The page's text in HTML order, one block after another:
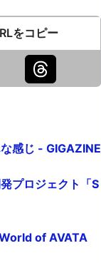
をコピー
感じ - GIGAZINE
プロジェクト「S
of AVATA